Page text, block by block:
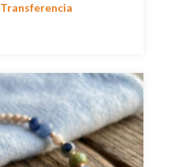
Transferencia